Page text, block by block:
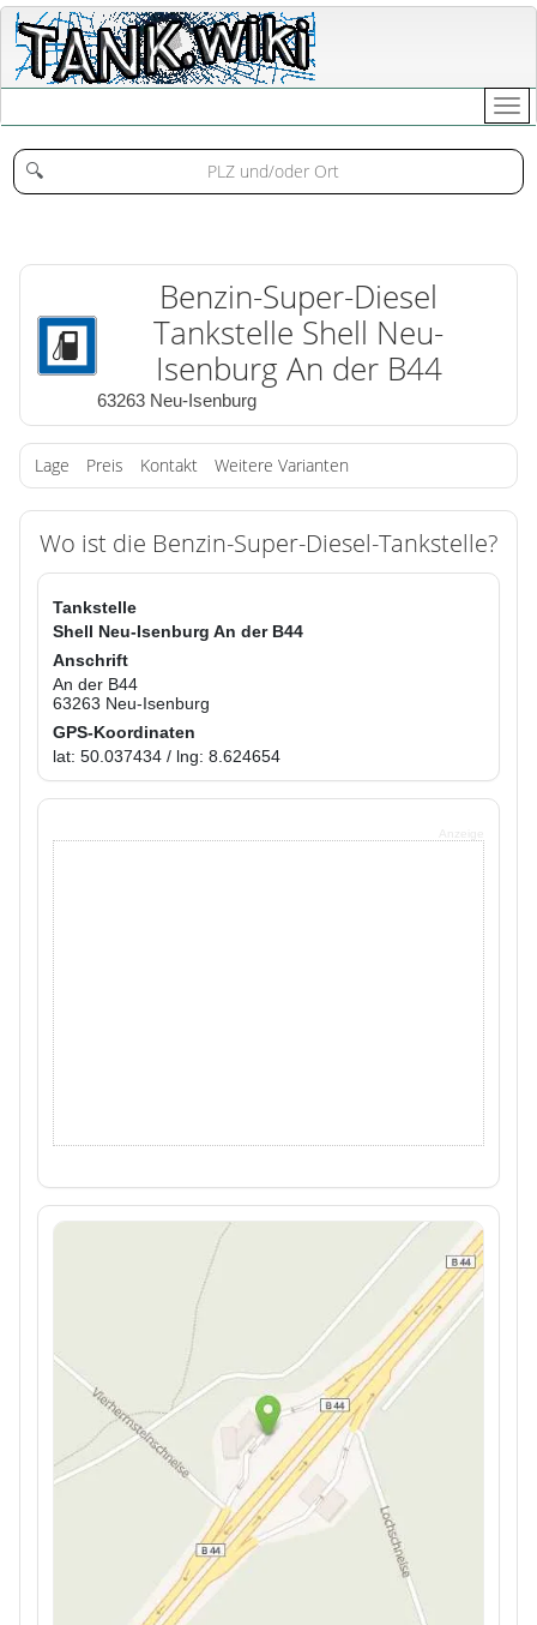
🔍
Benzin-Super-Diesel
Tankstelle Shell Neu-
Isenburg An der B44
63263 Neu-Isenburg
Lage Preis Kontakt Weitere Varianten
Wo ist die Benzin-Super-Diesel-Tankstelle?
Tankstelle
Shell Neu-Isenburg An der B44
Anschrift
An der B44
63263 Neu-Isenburg
GPS-Koordinaten
lat: 50.037434 / lng: 8.624654